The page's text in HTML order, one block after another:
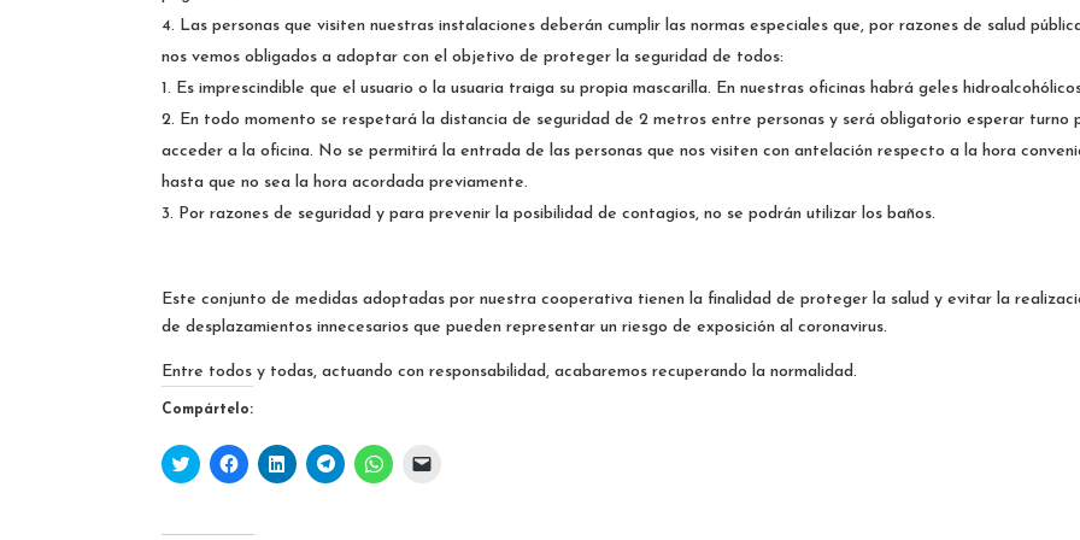
Las personas que visiten nuestras instalaciones deberán cumplir las normas especiales que, por razones de salud
nos vemos obligados a adoptar con el objetivo de proteger la seguridad de todos:
Es imprescindible que el usuario o la usuaria traiga su propia mascarilla. En nuestras oficinas habrá geles
En todo momento se respetará la distancia de seguridad de 2 metros entre personas y será obligatorio esperar turno
acceder a la oficina. No se permitirá la entrada de las personas que nos visiten con antelación respecto a la hora
hasta que no sea la hora acordada previamente.
Por razones de seguridad y para prevenir la posibilidad de contagios, no se podrán utilizar los baños.
Este conjunto de medidas adoptadas por nuestra cooperativa tienen la finalidad de proteger la salud y evitar la
de desplazamientos innecesarios que pueden representar un riesgo de exposición al coronavirus.
Entre todos y todas, actuando con responsabilidad, acabaremos recuperando la normalidad.
Compártelo:
H
a
H
a
H
a
H
a
H
a